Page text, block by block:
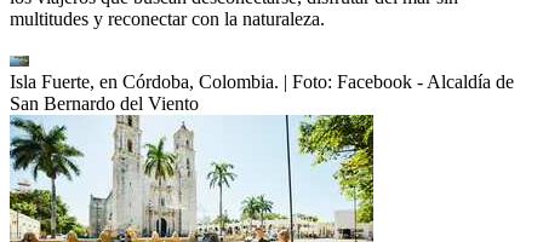
multitudes y reconectar con la naturaleza.
Isla Fuerte, en Córdoba, Colombia. | Foto: Facebook - Alcaldía de
San Bernardo del Viento